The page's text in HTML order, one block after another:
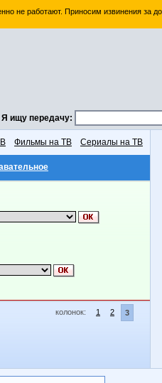
не работают. Приносим извинения за
Я ищу передачу:
Фильмы на ТВ Сериалы на ТВ
колонок: 1 2 3